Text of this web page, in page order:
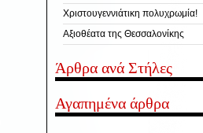
Χριστουγεννιάτικη πολυχρωμία!
Αξιοθέατα της Θεσσαλονίκης
Άρθρα ανά Στήλες
Αγαπημένα άρθρα